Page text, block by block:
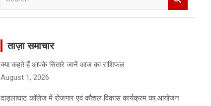
ताज़ा समाचार
क्या कहते हैं आपके सितारे जानें आज का राशिफल
August 1, 2026
दाड़लाघाट कॉलेज में रोजगार एवं कौशल विकास कार्यक्रम का आयोजन